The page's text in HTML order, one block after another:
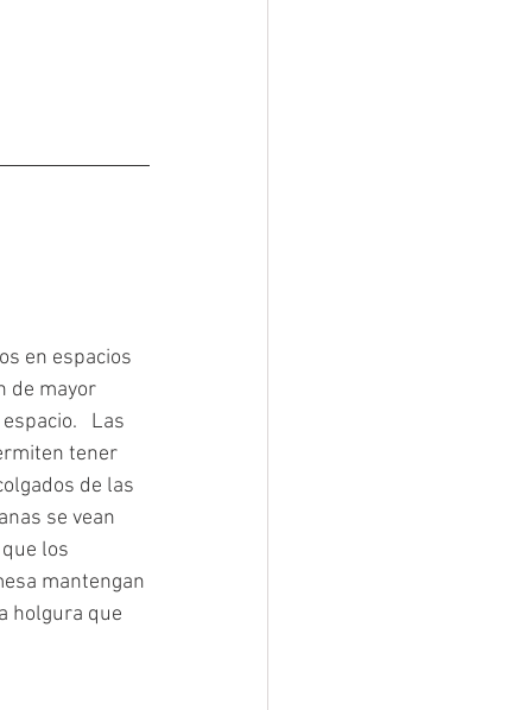
en espacios
de mayor
Las
tener
de las
se vean
los
mantengan
holgura que